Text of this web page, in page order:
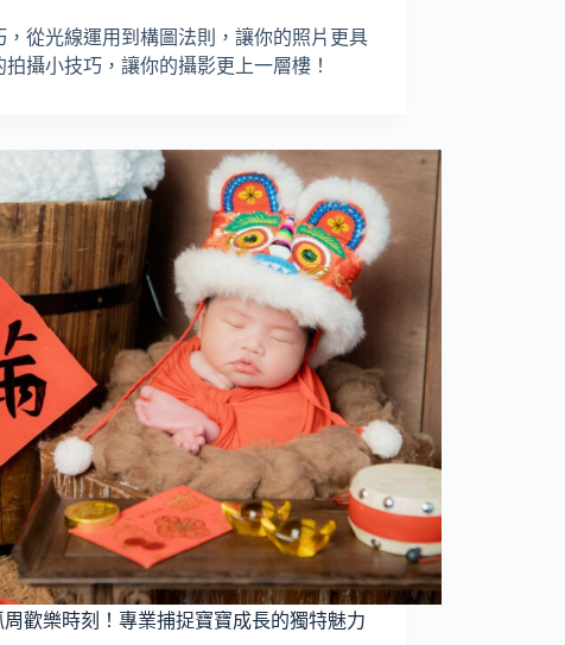
從光線運用到構圖法則，讓你的照片更具
攝小技巧，讓你的攝影更上一層樓！
周歡樂時刻！專業捕捉寶寶成長的獨特魅力